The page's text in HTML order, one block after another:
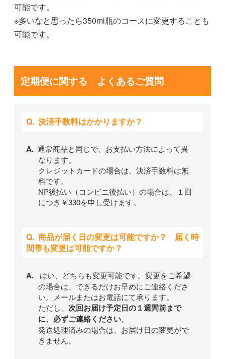
可能です。
※多いなと思ったら350ml瓶のコースに変更することも
可能です。
定期便に関する よくあるご質問
決済手数料はかかりますか？
通常商品と同じで、お支払い方法によって異
なります。
クレジットカードの場合は、決済手数料は無
料です。
NP後払い（コンビニ後払い）の場合は、１回
につき￥330を申し受けます。
商品が届く日の変更は可能ですか？ 届く時
間帯も変更は可能ですか？
はい、どちらも変更可能です。変更をご希望
の場合は、できるだけお早めにご連絡くださ
い。メールまたはお電話にて承ります。
ただし、 次回お届け予定日の１週間前まで
に、必ずご連絡ください。
発送処理済みの場合は、お届け日の変更がで
きません。